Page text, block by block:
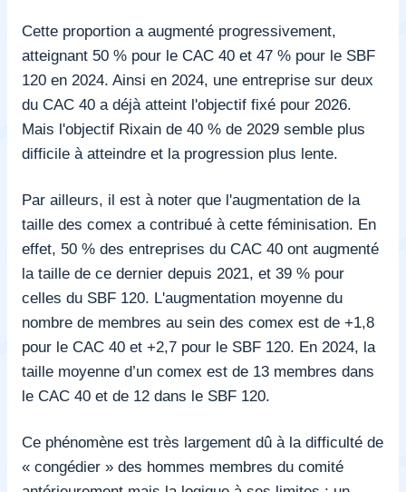
Cette proportion a augmenté progressivement,
atteignant 50 % pour le CAC 40 et 47 % pour le SBF
120 en 2024. Ainsi en 2024, une entreprise sur deux
du CAC 40 a déjà atteint l'objectif fixé pour 2026.
Mais l'objectif Rixain de 40 % de 2029 semble plus
difficile à atteindre et la progression plus lente.
Par ailleurs, il est à noter que l'augmentation de la
taille des comex a contribué à cette féminisation. En
effet, 50 % des entreprises du CAC 40 ont augmenté
la taille de ce dernier depuis 2021, et 39 % pour
celles du SBF 120. L'augmentation moyenne du
nombre de membres au sein des comex est de +1,8
pour le CAC 40 et +2,7 pour le SBF 120. En 2024, la
taille moyenne d’un comex est de 13 membres dans
le CAC 40 et de 12 dans le SBF 120.
Ce phénomène est très largement dû à la difficulté de
« congédier » des hommes membres du comité